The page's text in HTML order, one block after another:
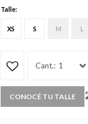
Talle:
XS S M L
1
CONOCÉ TU TALLE